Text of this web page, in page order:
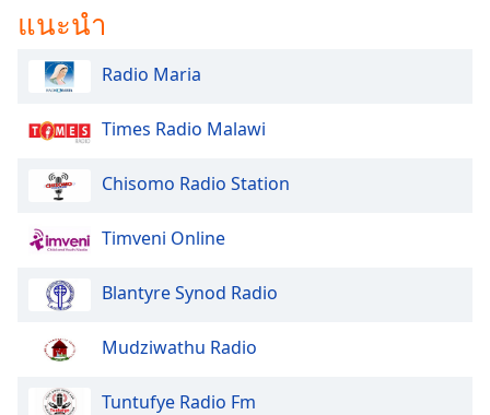
แนะนำ
Radio Maria
Times Radio Malawi
Chisomo Radio Station
Timveni Online
Blantyre Synod Radio
Mudziwathu Radio
Tuntufye Radio Fm